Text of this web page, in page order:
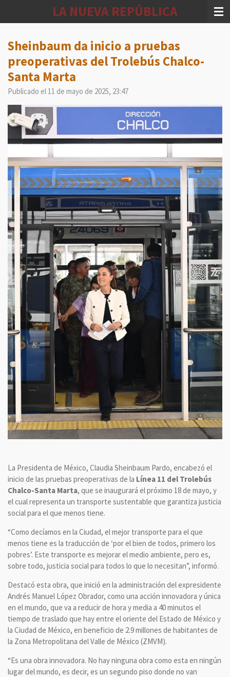
al
principal
LA NUEVA REPÚBLICA
Sheinbaum da inicio a pruebas
preoperativas del Trolebús Chalco-
Santa Marta
Publicado el 11 de mayo de 2025, 23:47
La Presidenta de México, Claudia Sheinbaum Pardo, encabezó el
inicio de las pruebas preoperativas de la Línea 11 del Trolebús
Chalco-Santa Marta, que se inaugurará el próximo 18 de mayo, y
el cual representa un transporte sustentable que garantiza justicia
social para el que menos tiene.
“Como decíamos en la Ciudad, el mejor transporte para el que
menos tiene es la traducción de ‘por el bien de todos, primero los
pobres’. Este transporte es mejorar el medio ambiente, pero es,
sobre todo, justicia social para todos lo que lo necesitan”, informó.
Destacó esta obra, que inició en la administración del expresidente
Andrés Manuel López Obrador, como una acción innovadora y única
en el mundo, que va a reducir de hora y media a 40 minutos el
tiempo de traslado que hay entre el oriente del Estado de México y
la Ciudad de México, en beneficio de 2.9 millones de habitantes de
la Zona Metropolitana del Valle de México (ZMVM).
“Es una obra innovadora. No hay ninguna obra como esta en ningún
lugar del mundo, es decir, es un segundo piso donde no van